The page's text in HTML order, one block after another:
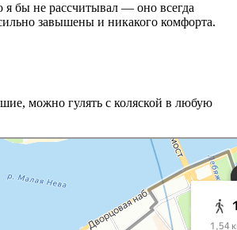
я бы не рассчитывал — оно всегда
завышены и никакого комфорта.
можно гулять с коляской в любую